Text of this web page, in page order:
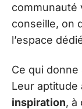
communauté
conseille, on
l’espace
Ce qui
Leur aptitude
inspiration, à